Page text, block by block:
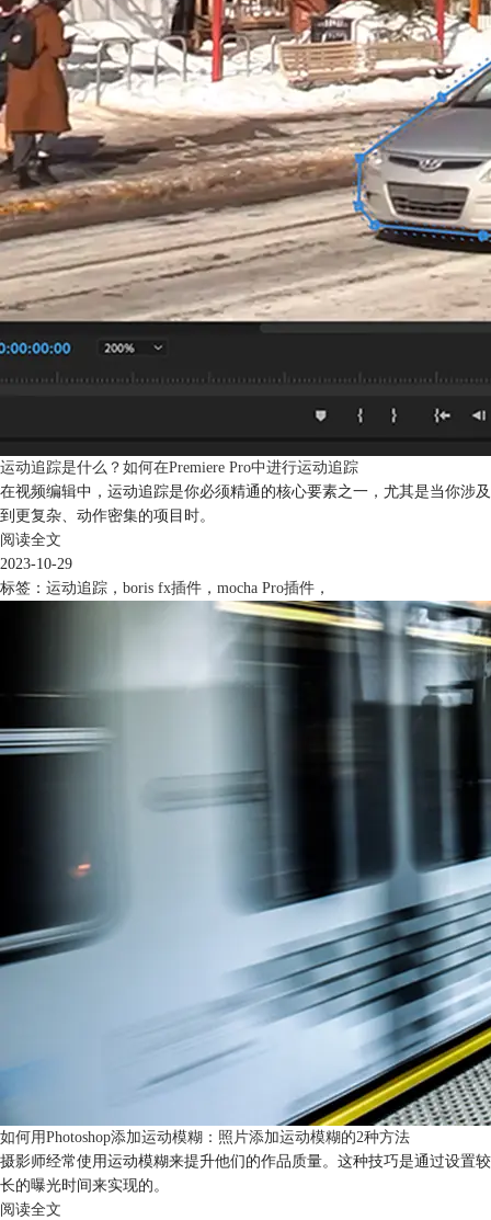
运动追踪是什么？如何在Premiere Pro中进行运动追踪
在视频编辑中，运动追踪是你必须精通的核心要素之一，尤其是当你涉及
到更复杂、动作密集的项目时。
阅读全文
2023-10-29
标签： 运动追踪 ， boris fx插件 ， mocha Pro插件 ，
如何用Photoshop添加运动模糊：照片添加运动模糊的2种方法
摄影师经常使用运动模糊来提升他们的作品质量。这种技巧是通过设置较
长的曝光时间来实现的。
阅读全文